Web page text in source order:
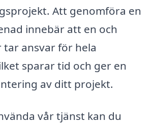
Att genomföra en
innebär att en och
tar ansvar för hela
sparar tid och ger en
av ditt projekt.
vår tjänst kan du